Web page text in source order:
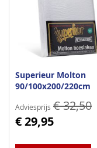
Superieur Molton
90/100x200/220cm
Adviesprijs € 32,50
€ 29,95